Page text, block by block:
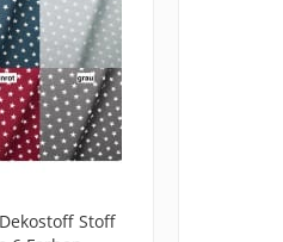
Stoff